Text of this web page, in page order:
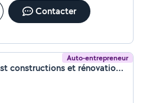
Contacter
Auto-entrepreneur
Jean Ernst (Ernst constructions et rénovation)